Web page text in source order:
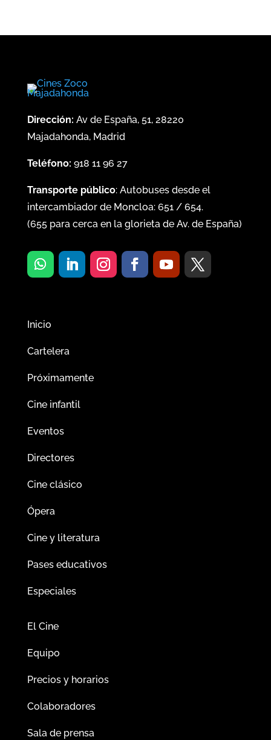
Dirección: Av de España, 51, 28220
Majadahonda, Madrid
Teléfono: 918 11 96 27
Transporte público: Autobuses desde el
intercambiador de Moncloa: 651/ 654.
(655para cerca en la glorieta de Av. de España)
Inicio
Cartelera
Próximamente
Cine infantil
Eventos
Directores
Cine clásico
Ópera
Cine y literatura
Pases educativos
Especiales
El Cine
Equipo
Precios y horarios
Colaboradores
Sala de prensa